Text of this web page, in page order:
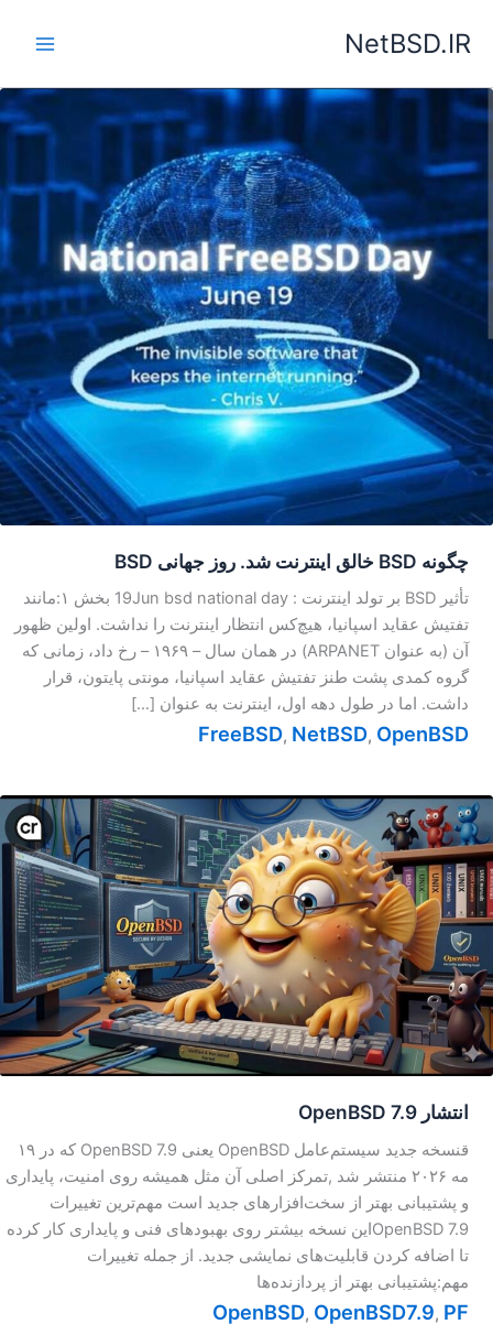
NetBSD.IR
چگونه BSD خالق اینترنت شد. روز جهانی BSD
تأثیر BSD بر تولد اینترنت : 19Jun bsd national day بخش ۱:مانند
تفتیش عقاید اسپانیا، هیچ‌کس انتظار اینترنت را نداشت. اولین ظهور
آن (به عنوان ARPANET) در همان سال – ۱۹۶۹ – رخ داد، زمانی که
گروه کمدی پشت طنز تفتیش عقاید اسپانیا، مونتی پایتون، قرار
داشت. اما در طول دهه اول، اینترنت به عنوان […]
FreeBSD, NetBSD, OpenBSD
انتشار OpenBSD 7.9
قنسخه جدید سیستم‌عامل OpenBSD یعنی OpenBSD 7.9 که در ۱۹
مه ۲۰۲۶ منتشر شد ,تمرکز اصلی آن مثل همیشه روی امنیت، پایداری
و پشتیبانی بهتر از سخت‌افزارهای جدید است مهم‌ترین تغییرات
OpenBSD 7.9این نسخه بیشتر روی بهبودهای فنی و پایداری کار کرده
تا اضافه کردن قابلیت‌های نمایشی جدید. از جمله تغییرات
مهم:پشتیبانی بهتر از پردازنده‌ها
OpenBSD, OpenBSD7.9, PF